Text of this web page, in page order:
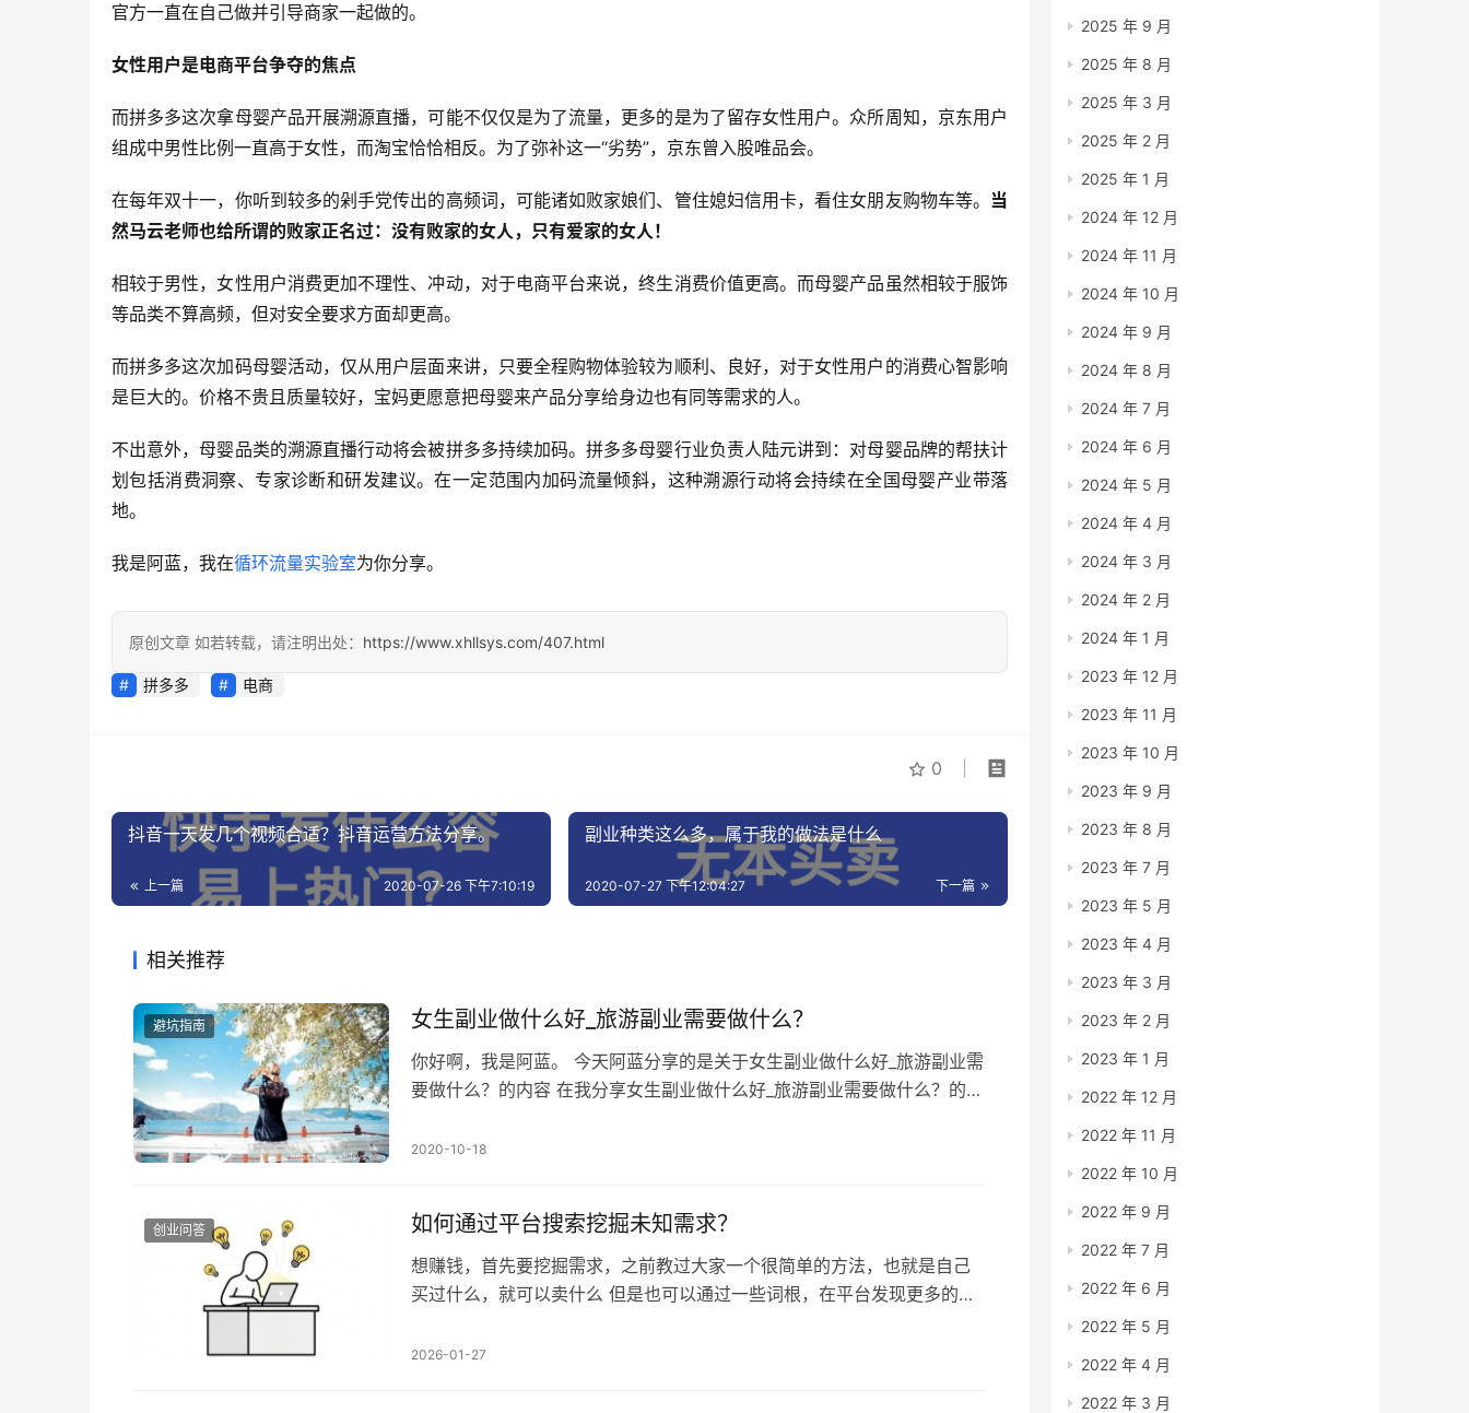
官方一直在自己做并引导商家一起做的。
女性用户是电商平台争夺的焦点
而拼多多这次拿母婴产品开展溯源直播，可能不仅仅是为了流量，更多的是为了留存女性用户。众所周知，京东用户
组成中男性比例一直高于女性，而淘宝恰恰相反。为了弥补这一“劣势”，京东曾入股唯品会。
在每年双十一，你听到较多的剁手党传出的高频词，可能诸如败家娘们、管住媳妇信用卡，看住女朋友购物车等。 当
然马云老师也给所谓的败家正名过：没有败家的女人，只有爱家的女人！
相较于男性，女性用户消费更加不理性、冲动，对于电商平台来说，终生消费价值更高。而母婴产品虽然相较于服饰
等品类不算高频，但对安全要求方面却更高。
而拼多多这次加码母婴活动，仅从用户层面来讲，只要全程购物体验较为顺利、良好，对于女性用户的消费心智影响
是巨大的。价格不贵且质量较好，宝妈更愿意把母婴来产品分享给身边也有同等需求的人。
不出意外，母婴品类的溯源直播行动将会被拼多多持续加码。拼多多母婴行业负责人陆元讲到：对母婴品牌的帮扶计
划包括消费洞察、专家诊断和研发建议。在一定范围内加码流量倾斜，这种溯源行动将会持续在全国母婴产业带落
地。
我是阿蓝，我在循环流量实验室为你分享。
原创文章 如若转载，请注明出处： https://www.xhllsys.com/407.html
拼多多 电商
0
抖音一天发几个视频合适？抖音运营方法分享。
上一篇 2020-07-26 下午7:10:19
副业种类这么多，属于我的做法是什么
下一篇
2020-07-27 下午12:04:27
相关推荐
避坑指南 女生副业做什么好_旅游副业需要做什么？
你好啊，我是阿蓝。 今天阿蓝分享的是关于女生副业做什么好_旅游副业需
要做什么？的内容 在我分享女生副业做什么好_旅游副业需要做什么？的内
是对的，同时也是完全免费的。 2.如果你有什么想和阿蓝交流，欢迎来循
2020-10-18
创业问答 如何通过平台搜索挖掘未知需求？
想赚钱，首先要挖掘需求，之前教过大家一个很简单的方法，也就是自己
买过什么，就可以卖什么 但是也可以通过一些词根，在平台发现更多的未
接入各个平台搜索关键词即可 第一类：直接求助型（挖掘“未被满足的空
2026-01-27
2025 年 9 月
2025 年 8 月
2025 年 3 月
2025 年 2 月
2025 年 1 月
2024 年 12 月
2024 年 11 月
2024 年 10 月
2024 年 9 月
2024 年 8 月
2024 年 7 月
2024 年 6 月
2024 年 5 月
2024 年 4 月
2024 年 3 月
2024 年 2 月
2024 年 1 月
2023 年 12 月
2023 年 11 月
2023 年 10 月
2023 年 9 月
2023 年 8 月
2023 年 7 月
2023 年 5 月
2023 年 4 月
2023 年 3 月
2023 年 2 月
2023 年 1 月
2022 年 12 月
2022 年 11 月
2022 年 10 月
2022 年 9 月
2022 年 7 月
2022 年 6 月
2022 年 5 月
2022 年 4 月
2022 年 3 月